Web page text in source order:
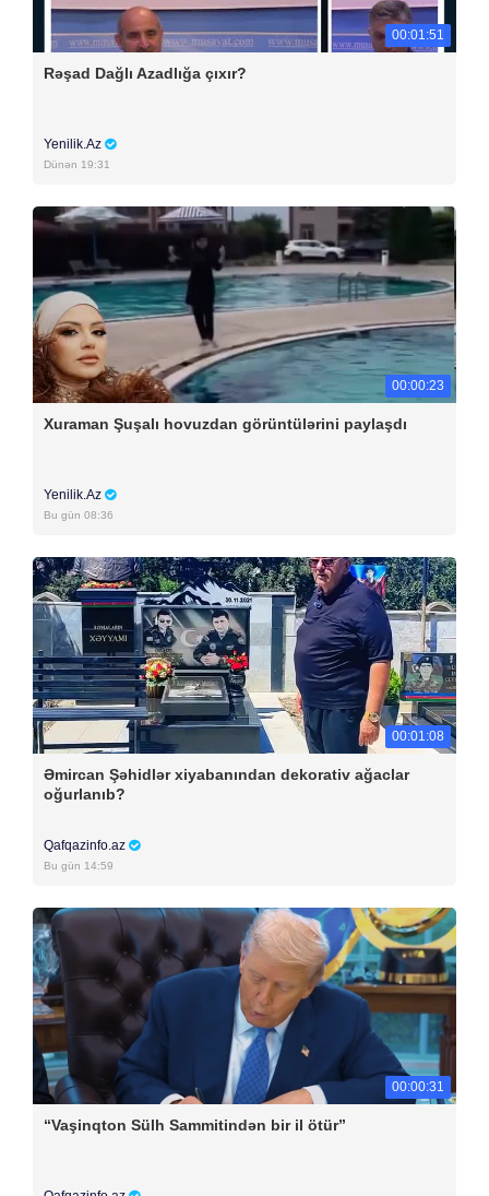
00:01:51
Rəşad Dağlı Azadlığa çıxır?
Yenilik.Az
Dünən 19:31
00:00:23
Xuraman Şuşalı hovuzdan görüntülərini paylaşdı
Yenilik.Az
Bu gün 08:36
00:01:08
Əmircan Şəhidlər xiyabanından dekorativ ağaclar
oğurlanıb?
Qafqazinfo.az
Bu gün 14:59
00:00:31
“Vaşinqton Sülh Sammitindən bir il ötür”